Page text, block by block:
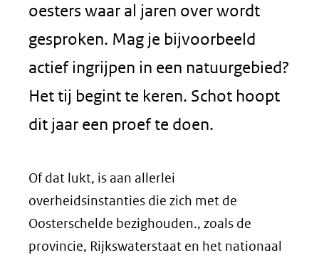
oesters waar al jaren over wordt
gesproken. Mag je bijvoorbeeld
actief ingrijpen in een natuurgebied?
Het tij begint te keren. Schot hoopt
dit jaar een proef te doen.
Of dat lukt, is aan allerlei
overheidsinstanties die zich met de
Oosterschelde bezighouden., zoals de
provincie, Rijkswaterstaat en het nationaal